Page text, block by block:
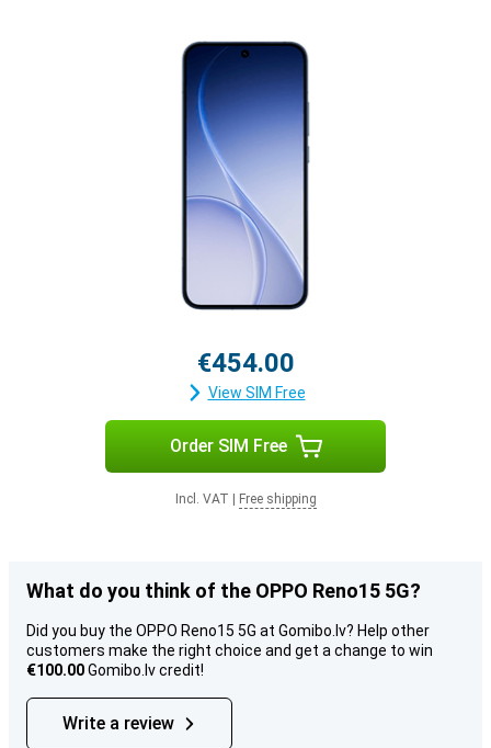
€454.00
View SIM Free
Order SIM Free
Incl. VAT Free shipping
What do you think of the OPPO Reno15 5G?
Did you buy the OPPO Reno15 5G at Gomibo.lv? Help other
customers make the right choice and get a change to win
€100.00Gomibo.lv credit!
Write a review